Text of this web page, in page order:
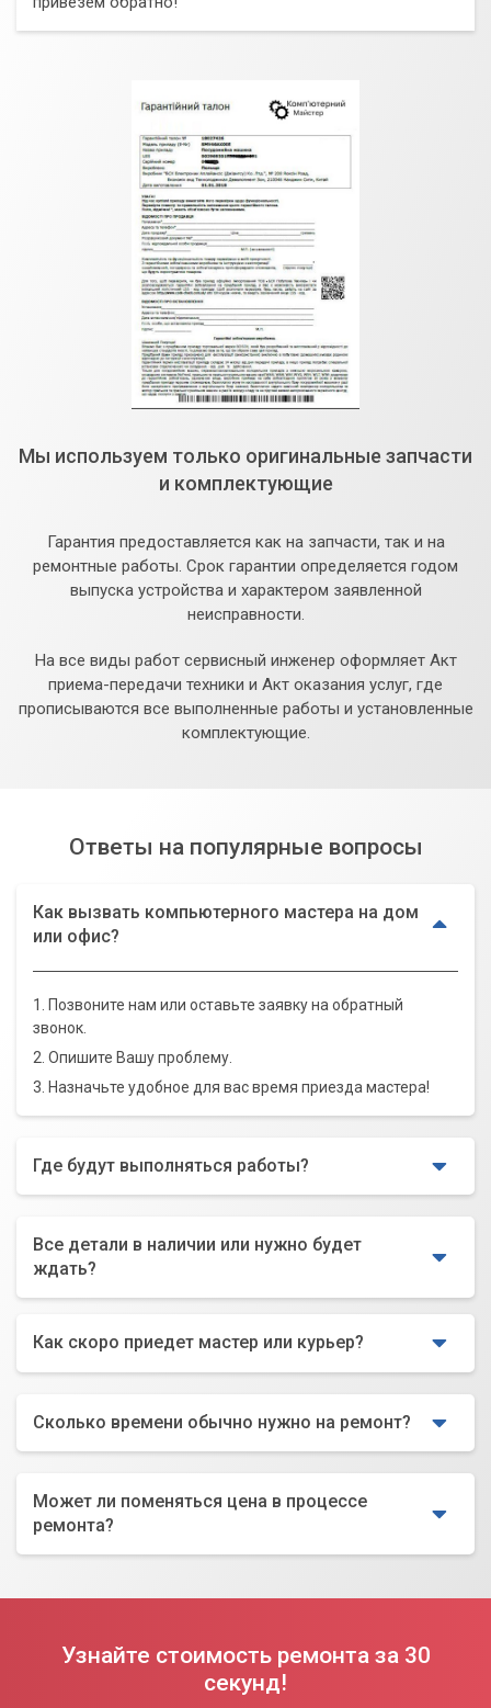
Мы используем только оригинальные запчасти
и комплектующие
Гарантия предоставляется как на запчасти, так и на
ремонтные работы. Срок гарантии определяется годом
выпуска устройства и характером заявленной
неисправности.
На все виды работ сервисный инженер оформляет Акт
приема-передачи техники и Акт оказания услуг, где
прописываются все выполненные работы и установленные
комплектующие.
Ответы на популярные вопросы
Как вызвать компьютерного мастера на дом
или офис?
1. Позвоните нам или оставьте заявку на обратный
звонок.
2. Опишите Вашу проблему.
3. Назначьте удобное для вас время приезда мастера!
Где будут выполняться работы?
Все детали в наличии или нужно будет
ждать?
Как скоро приедет мастер или курьер?
Сколько времени обычно нужно на ремонт?
Может ли поменяться цена в процессе
ремонта?
Узнайте стоимость ремонта за 30
секунд!